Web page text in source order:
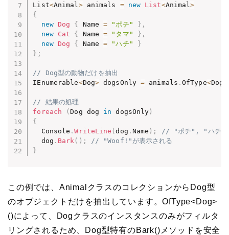
List<Animal > animals = new List<Animal>
{
new
Dog { Name = "ポチ" } ,
new
Cat { Name = "タマ" } ,
new
Dog { Name = "ハチ"
}
} ;
// Dog型の動物だけを抽出
IEnumerable<Dog> dogsOnly = animals .OfType<Dog
// 結果の処理
foreach
(Dog dog in dogsOnly )
{
  Console
.WriteLine (dog . Name ) ;
// "ポチ", "ハチ"が
  dog
. Bark ( ) ;
// "Woof!"が表示される
}
この例では、AnimalクラスのコレクションからDog型
のオブジェクトだけを抽出しています。OfType<Dog>
()によって、Dogクラスのインスタンスのみがフィルタ
リングされるため、Dog型特有のBark()メソッドを安全